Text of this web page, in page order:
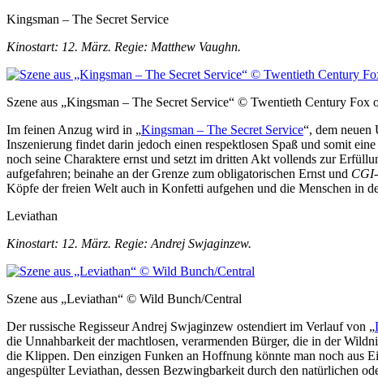
Kingsman – The Secret Service
Kinostart: 12. März. Regie: Matthew Vaughn.
Szene aus „Kingsman – The Secret Service“ © Twentieth Century Fox
Im feinen Anzug wird in „Kingsman – The Secret Service“, dem
Inszenierung findet darin jedoch einen respektlosen Spaß und somit
noch seine Charaktere ernst und setzt im dritten Akt vollends zur
aufgefahren; beinahe an der Grenze zum obligatorischen Ernst und CGI
Köpfe der freien Welt auch in Konfetti aufgehen und die Menschen in
Leviathan
Kinostart: 12. März. Regie: Andrej Swjaginzew.
Szene aus „Leviathan“ © Wild Bunch/Central
Der russische Regisseur Andrej Swjaginzew ostendiert im Verlauf von „
die Unnahbarkeit der machtlosen, verarmenden Bürger, die in der
die Klippen. Den einzigen Funken an Hoffnung könnte man noch aus
angespülter Leviathan, dessen Bezwingbarkeit durch den natürlichen